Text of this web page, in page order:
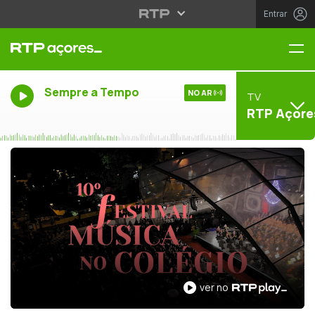
Entrar
Sempre a Tempo NO AR TV
RTP
ver no